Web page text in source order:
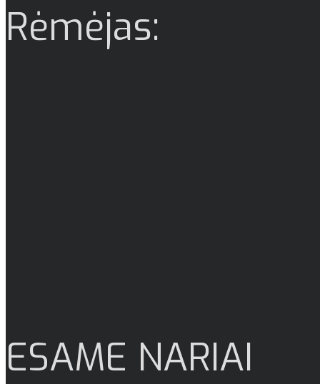
Rėmėjas:
ESAME NARIAI